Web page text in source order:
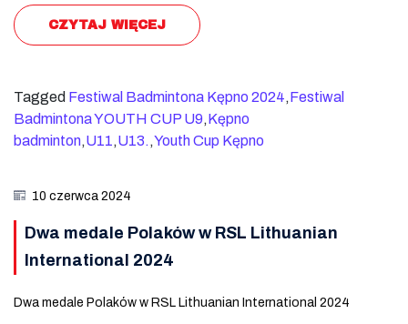
CZYTAJ WIĘCEJ
Tagged Festiwal Badmintona Kępno 2024,Festiwal
Badmintona YOUTH CUP U9,Kępno
badminton,U11,U13. ,Youth Cup Kępno
10 czerwca 2024
Dwa medale Polaków w RSL Lithuanian
International 2024
Dwa medale Polaków w RSL Lithuanian International 2024